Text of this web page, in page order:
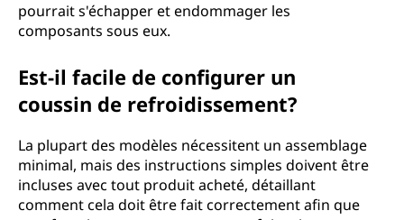
pourrait s'échapper et endommager les
composants sous eux.
Est-il facile de configurer un
coussin de refroidissement?
La plupart des modèles nécessitent un assemblage
minimal, mais des instructions simples doivent être
incluses avec tout produit acheté, détaillant
comment cela doit être fait correctement afin que